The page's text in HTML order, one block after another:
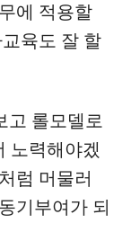
에 적용할
육도 잘 할
고 롤모델로
노력해야겠
럼 머물러
기부여가 되